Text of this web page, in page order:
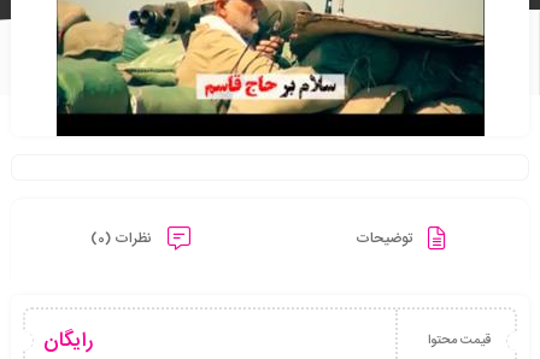
توضیحات نظرات (0)
قیمت محتوا رایگان